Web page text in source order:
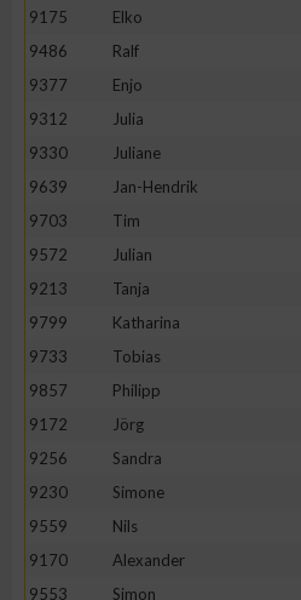
9175
Elko
9486
Ralf
9377
Enjo
9312
Julia
9330
Juliane
9639
Jan-Hendrik
9703
Tim
9572
Julian
9213
Tanja
9799
Katharina
9733
Tobias
9857
Philipp
9172
Jörg
9256
Sandra
9230
Simone
9559
Nils
9170
Alexander
9553
Simon
Verwendung reduzierter Daten
Verwendung genauer
Geräte anhand von aktiv
Notwendig
Performance
Werbung